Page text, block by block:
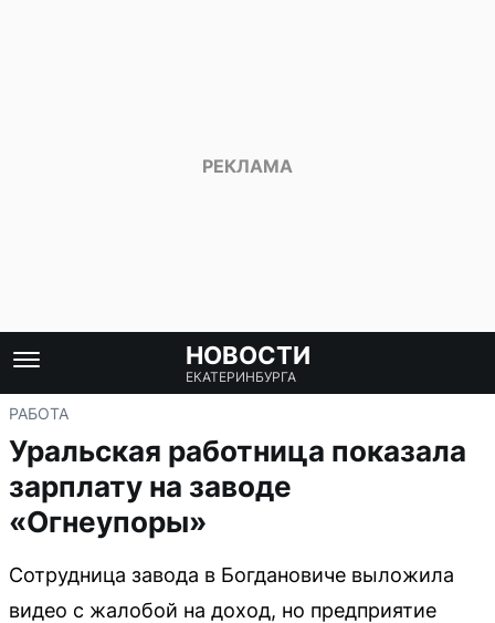
НОВОСТИ
ЕКАТЕРИНБУРГА
РАБОТА
Уральская работница показала
зарплату на заводе
«Огнеупоры»
Сотрудница завода в Богдановиче выложила
видео с жалобой на доход, но предприятие